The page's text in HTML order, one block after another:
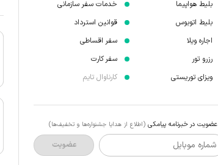
بلیط هواپیما
بلیط اتوبوس
اجاره ویلا
رزرو تور
ویزای توریستی
خدمات سفر سازمانی
قوانین استرداد
سفر اقساطی
سفر کارت
کارناوال تایم
عضویت در خبرنامه پیامکی (اطلاع از هدایا جشنواره‌ها و تخفیف‌ها)
شماره موبایل عضویت